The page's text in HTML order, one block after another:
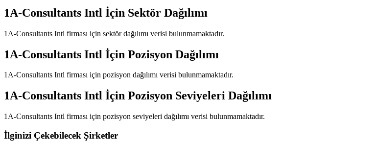
1A-Consultants Intl İçin Sektör Dağılımı
1A-Consultants Intl firması için sektör dağılımı verisi bulunmamaktadır.
1A-Consultants Intl İçin Pozisyon Dağılımı
1A-Consultants Intl firması için pozisyon dağılımı verisi bulunmamaktadır.
1A-Consultants Intl İçin Pozisyon Seviyeleri Dağılımı
1A-Consultants Intl firması için pozisyon seviyeleri dağılımı verisi bulunmamaktadır.
İlginizi Çekebilecek Şirketler